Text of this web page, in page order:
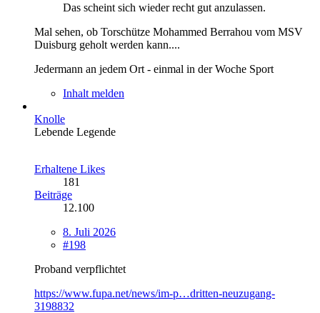
Das scheint sich wieder recht gut anzulassen.
Mal sehen, ob Torschütze Mohammed Berrahou vom MSV
Duisburg geholt werden kann....
Jedermann an jedem Ort - einmal in der Woche Sport
Inhalt melden
Knolle
Lebende Legende
Erhaltene Likes
181
Beiträge
12.100
8. Juli 2026
#198
Proband verpflichtet
https://www.fupa.net/news/im-p…dritten-neuzugang-
3198832